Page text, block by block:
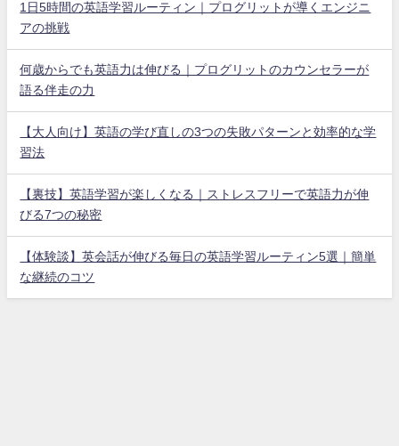
1日5時間の英語学習ルーティン｜プログリットが導くエンジニ
アの挑戦
何歳からでも英語力は伸びる｜プログリットのカウンセラーが
語る伴走の力
【大人向け】英語の学び直しの3つの失敗パターンと効率的な学
習法
【裏技】英語学習が楽しくなる｜ストレスフリーで英語力が伸
びる7つの秘密
【体験談】英会話が伸びる毎日の英語学習ルーティン5選｜簡単
な継続のコツ